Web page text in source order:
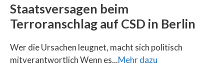
Staatsversagen beim
Terroranschlag auf CSD in Berlin
Wer die Ursachen leugnet, macht sich politisch
mitverantwortlich Wenn es...Mehr dazu